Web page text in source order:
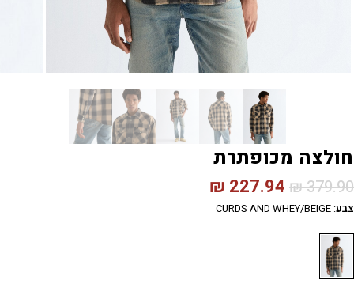
חולצה מכופתרת
₪379.90
₪ 227.94
צבע:
CURDS AND WHEY/BEIGE